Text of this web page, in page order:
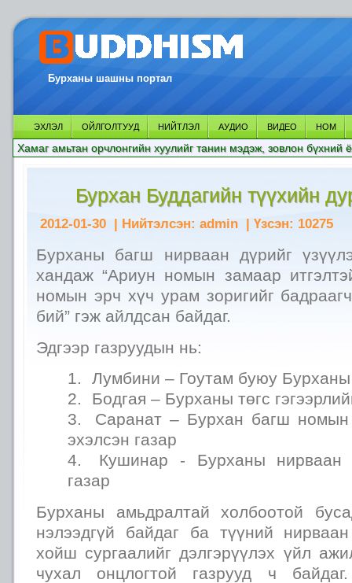
Бурханы шашны портал
ЭХЛЭЛ ОЙЛГОЛТУУД НИЙТЛЭЛ АУДИО ВИДЕО НОМ
Хамаг амьтан орчлонгийн хуулийг танин мэдэж, зовлон бүхний
Бурхан Буддагийн түүхийн
2012-01-30 | Нийтэлсэн: admin | Үзсэн: 10275
Бурханы багш нирваан дүрийг
хандаж “Ариун номын замаар
номын эрч хүч урам зоригийг
бий” гэж айлдсан байдаг.
Эдгээр газруудын нь:
Лумбини – Гоутам буюу Бурханы
Бодгая – Бурханы төгс
Саранат – Бурхан багш номын
эхэлсэн газар
Кушинар - Бурханы нирваан
газар
Бурханы амьдралтай холбоотой
нэлээдгүй байдаг ба түүний
хойш сургаалийг дэлгэрүүлэх үйл
чухал онцлогтой газрууд ч